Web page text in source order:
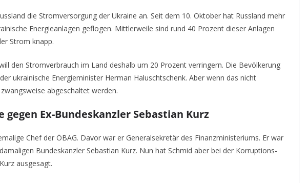
die Stromversorgung der Ukraine an. Seit dem 10. Oktober hat Russland mehr
Energieanlagen geflogen. Mittlerweile sind rund 40 Prozent dieser Anlagen
Strom knapp.
den Stromverbrauch im Land deshalb um 20 Prozent verringern. Die Bevölkerung
ukrainische Energieminister Herman Haluschtschenk. Aber wenn das nicht
abgeschaltet werden.
gegen Ex-Bundeskanzler Sebastian Kurz
Chef der ÖBAG. Davor war er Generalsekretär des Finanzministeriums. Er war
Bundeskanzler Sebastian Kurz. Nun hat Schmid aber bei der Korruptions-
ausgesagt.